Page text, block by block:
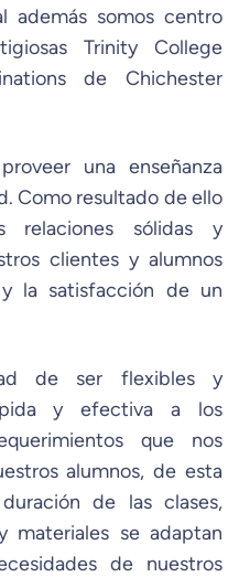
además somos centro
Trinity College
de Chichester
una enseñanza
Como resultado de ello
relaciones sólidas y
clientes y alumnos
la satisfacción de un
de ser flexibles y
y efectiva a los
que nos
alumnos, de esta
de las clases,
materiales se adaptan
de nuestros